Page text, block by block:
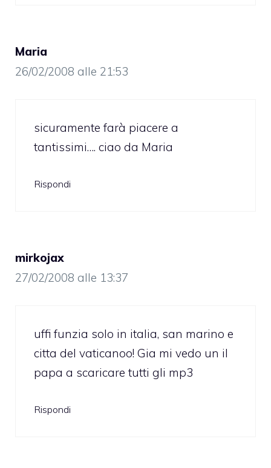
Maria
26/02/2008 alle 21:53
sicuramente farà piacere a
tantissimi…. ciao da Maria
Rispondi
mirkojax
27/02/2008 alle 13:37
uffi funzia solo in italia, san marino e
citta del vaticanoo! Gia mi vedo un il
papa a scaricare tutti gli mp3
Rispondi